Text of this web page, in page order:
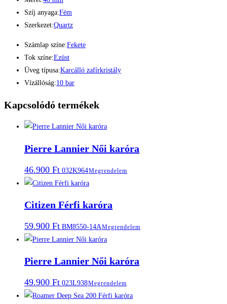
Szíj anyaga:Fém
Szerkezet:Quartz
Számlap színe:Fekete
Tok színe:Ezüst
Üveg típusa:Karcálló zafírkristály
Vízállóság:10 bar
Kapcsolódó termékek
Pierre Lannier Női karóra
46.900 Ft 032K964Megrendelem
Citizen Férfi karóra
59.900 Ft BM8550-14AMegrendelem
Pierre Lannier Női karóra
49.900 Ft 023L938Megrendelem